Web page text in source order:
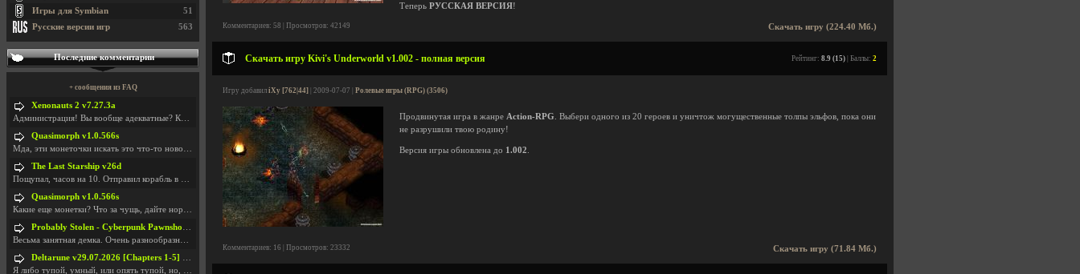
Теперь РУССКАЯ ВЕРСИЯ!
Скачать игру (224.40 Мб.)
Комментариев: 58 | Просмотров: 42149
Скачать игру Kivi's Underworld v1.002 - полная версия Рейтинг: 8.9 (15) | Баллы: 2
Игру добавил iXy [762|44] | 2009-07-07 | Ролевые игры (RPG) (3506)
Продвинутая игра в жанре Action-RPG . Выбери одного из 20 героев и уничтож могущественные толпы эльфов, пока они
не разрушили твою родину!
Версия игры обновлена до 1.002
Скачать игру (71.84 Мб.)
Комментариев: 16 | Просмотров: 23332
51
Игры для Symbian
563
Русские версии игр
Последние комментарии
+ сообщения из FAQ
Xenonauts 2 v7.27.3a
Администрация! Вы вообще адекватные? Какие монетки
Quasimorph v1.0.566s
Мда, эти монеточки искать это что-то новое в сфере
The Last Starship v26d
Пощупал, часов на 10. Отправил корабль в другую Га
Quasimorph v1.0.566s
Какие еще монетки? Что за чущь, дайте нормально ск
Probably Stolen - Cyberpunk Pawnshop Simulator v048c [Playtest]
Весьма занятная демка. Очень разнообразные механик
Deltarune v29.07.2026 [Chapters 1-5] / + RUS [Chapters 1-5]
Я либо тупой, умный, или опять тупой, но, вроде я